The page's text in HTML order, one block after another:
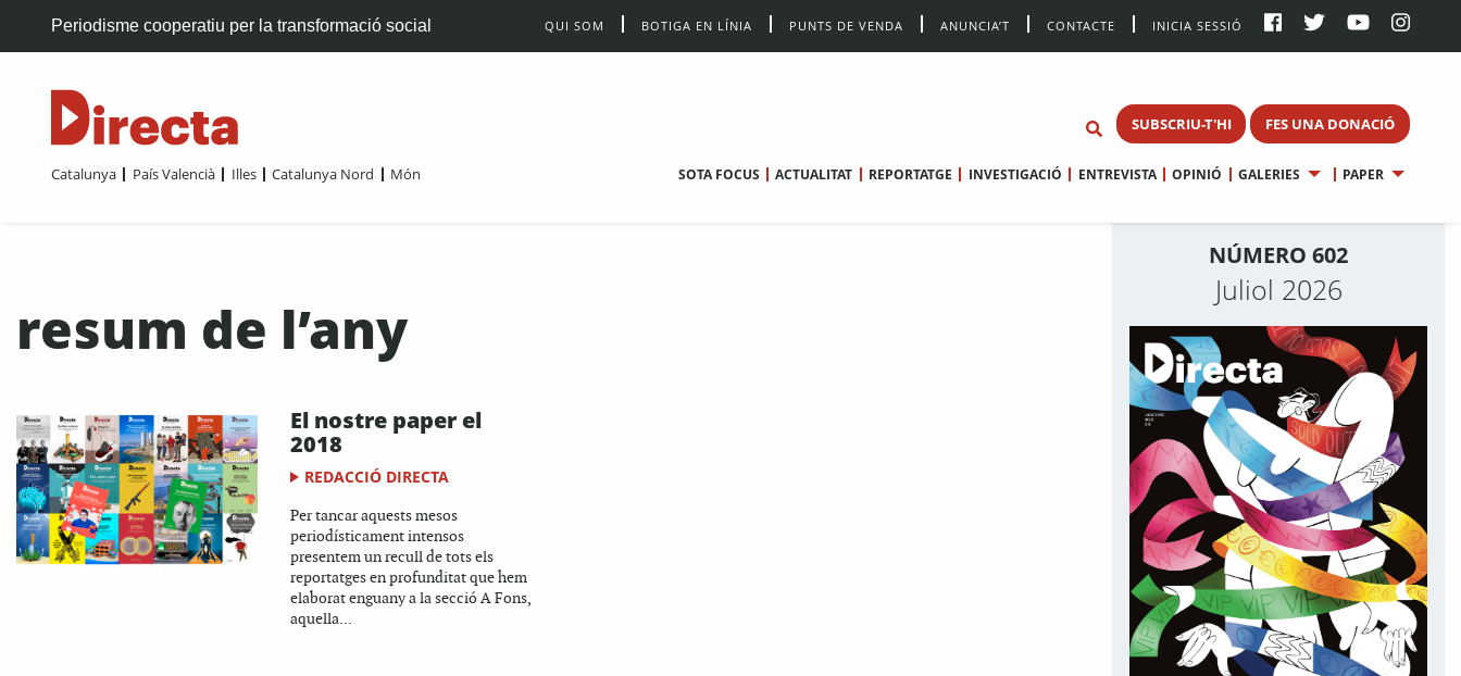
Periodisme cooperatiu per la transformació social QUI SOM BOTIGA EN LÍNIA PUNTS DE VENDA ANUNCIA’T CONTACTE INICIA SESSIÓ
SUBSCRIU-T'HI FES UNA DONACIÓ
Catalunya País Valencià Illes Catalunya Nord Món SOTA FOCUS ACTUALITAT REPORTATGE INVESTIGACIÓ ENTREVISTA OPINIÓ GALERIES PAPER
resum de l’any
El nostre paper el
2018
REDACCIÓ DIRECTA
Per tancar aquests mesos
periodísticament intensos
presentem un recull de tots els
reportatges en profunditat que hem
elaborat enguany a la secció A Fons,
aquella...
NÚMERO 602
Juliol 2026